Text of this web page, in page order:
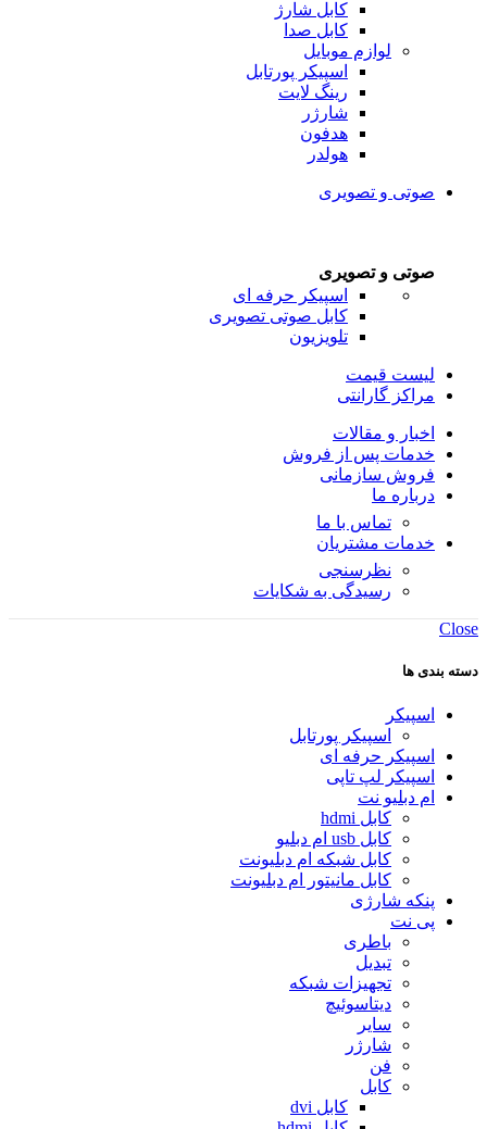
کابل شارژ
کابل صدا
لوازم موبایل
اسپیکر پورتابل
رینگ لایت
شارژر
هدفون
هولدر
صوتی و تصویری
صوتی و تصویری
اسپیکر حرفه ای
کابل صوتی تصویری
تلویزیون
لیست قیمت
مراکز گارانتی
اخبار و مقالات
خدمات پس از فروش
فروش سازمانی
درباره ما
تماس با ما
خدمات مشتریان
نظرسنجی
رسیدگی به شکایات
Close
دسته بندی ها
اسپیکر
اسپیکر پورتابل
اسپیکر حرفه ای
اسپیکر لپ تاپی
ام دبلیو نت
کابل hdmi
کابل usb ام دبلیو
کابل شبکه ام دبلیونت
کابل مانیتور ام دبلیونت
پنکه شارژی
پی نت
باطری
تبدیل
تجهیزات شبکه
دیتاسوئیچ
سایر
شارژر
فن
کابل
کابل dvi